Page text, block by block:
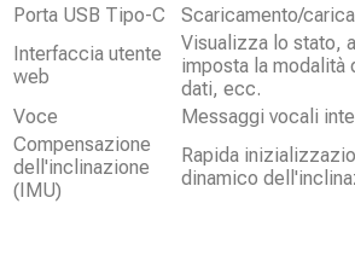
Porta USB Tipo-C
Scaricamento/
Interfaccia utente
web
Visualizza lo stato,
imposta la modalità
dati, ecc.
Voce
Messaggi vocali
Compensazione
dell'inclinazione
(IMU)
Rapida
dinamico